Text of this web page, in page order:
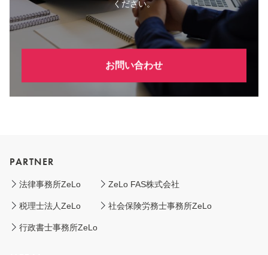
ください。
お問い合わせ
PARTNER
法律事務所ZeLo ZeLo FAS株式会社
税理士法人ZeLo 社会保険労務士事務所ZeLo
行政書士事務所ZeLo